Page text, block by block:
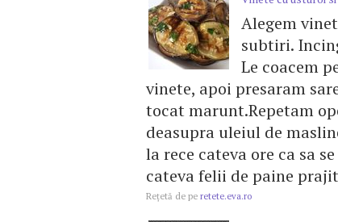
Alegem
subtiri.
Le coacem
vinete, apoi presaram
tocat marunt.Repetam
deasupra uleiul de
la rece cateva ore ca sa
cateva felii de paine
Reţetă de pe retete.eva.ro